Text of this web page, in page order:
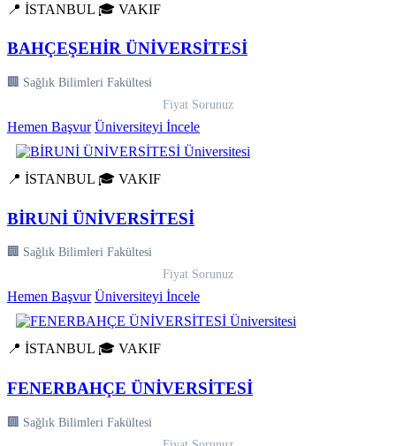
📍 İSTANBUL 🎓 VAKIF
BAHÇEŞEHİR ÜNİVERSİTESİ
🏢 Sağlık Bilimleri Fakültesi
Fiyat Sorunuz
Hemen Başvur Üniversiteyi İncele
📍 İSTANBUL 🎓 VAKIF
BİRUNİ ÜNİVERSİTESİ
🏢 Sağlık Bilimleri Fakültesi
Fiyat Sorunuz
Hemen Başvur Üniversiteyi İncele
📍 İSTANBUL 🎓 VAKIF
FENERBAHÇE ÜNİVERSİTESİ
🏢 Sağlık Bilimleri Fakültesi